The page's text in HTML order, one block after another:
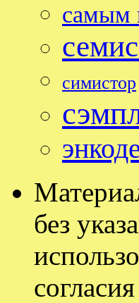
самым
симистор
без